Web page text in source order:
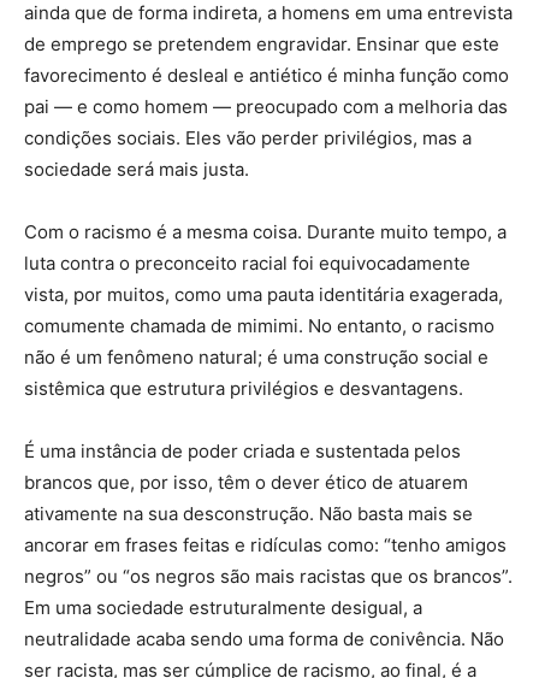
ainda que de forma indireta, a homens em uma entrevista
de emprego se pretendem engravidar. Ensinar que este
favorecimento é desleal e antiético é minha função como
pai — e como homem — preocupado com a melhoria das
condições sociais. Eles vão perder privilégios, mas a
sociedade será mais justa.
Com o racismo é a mesma coisa. Durante muito tempo, a
luta contra o preconceito racial foi equivocadamente
vista, por muitos, como uma pauta identitária exagerada,
comumente chamada de mimimi. No entanto, o racismo
não é um fenômeno natural; é uma construção social e
sistêmica que estrutura privilégios e desvantagens.
É uma instância de poder criada e sustentada pelos
brancos que, por isso, têm o dever ético de atuarem
ativamente na sua desconstrução. Não basta mais se
ancorar em frases feitas e ridículas como: “tenho amigos
negros” ou “os negros são mais racistas que os brancos”.
Em uma sociedade estruturalmente desigual, a
neutralidade acaba sendo uma forma de conivência. Não
ser racista, mas ser cúmplice de racismo, ao final, é a